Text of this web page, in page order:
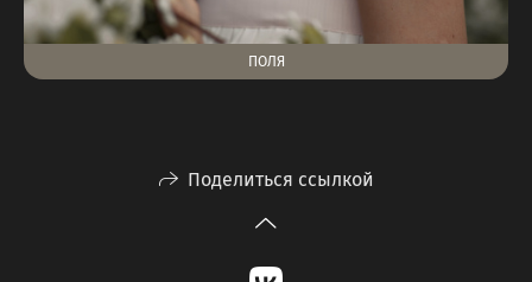
ПОЛЯ
Поделиться ссылкой